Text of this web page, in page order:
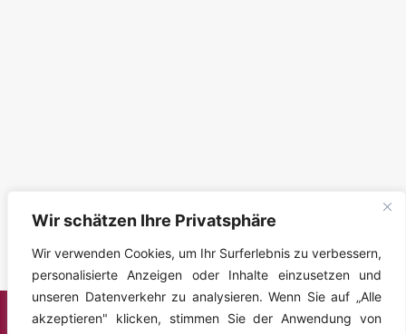
Wir schätzen Ihre Privatsphäre
Wir verwenden Cookies, um Ihr Surferlebnis zu verbessern,
personalisierte Anzeigen oder Inhalte einzusetzen und
unseren Datenverkehr zu analysieren. Wenn Sie auf „Alle
akzeptieren" klicken, stimmen Sie der Anwendung von